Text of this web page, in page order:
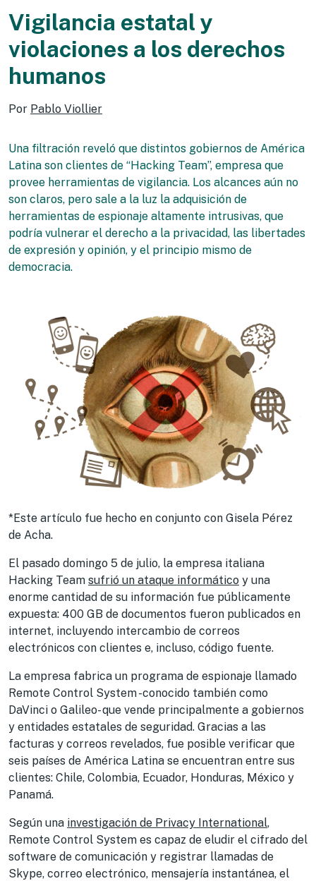
Vigilancia estatal y
violaciones a los derechos
humanos
Por Pablo Viollier
Una filtración reveló que distintos gobiernos de América
Latina son clientes de “Hacking Team”, empresa que
provee herramientas de vigilancia. Los alcances aún no
son claros, pero sale a la luz la adquisición de
herramientas de espionaje altamente intrusivas, que
podría vulnerar el derecho a la privacidad, las libertades
de expresión y opinión, y el principio mismo de
democracia.
*Este artículo fue hecho en conjunto con Gisela Pérez
de Acha.
El pasado domingo 5 de julio, la empresa italiana
Hacking Team sufrió un ataque informático y una
enorme cantidad de su información fue públicamente
expuesta: 400 GB de documentos fueron publicados en
internet, incluyendo intercambio de correos
electrónicos con clientes e, incluso, código fuente.
La empresa fabrica un programa de espionaje llamado
Remote Control System -conocido también como
DaVinci o Galileo- que vende principalmente a gobiernos
y entidades estatales de seguridad. Gracias a las
facturas y correos revelados, fue posible verificar que
seis países de América Latina se encuentran entre sus
clientes: Chile, Colombia, Ecuador, Honduras, México y
Panamá.
Según una investigación de Privacy International,
Remote Control System es capaz de eludir el cifrado del
software de comunicación y registrar llamadas de
Skype, correo electrónico, mensajería instantánea, el